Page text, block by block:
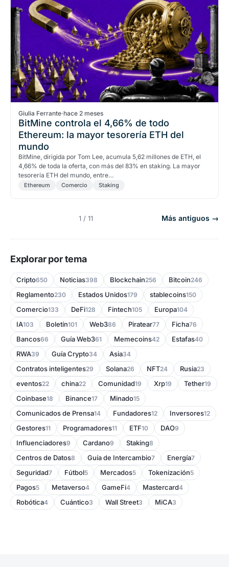
Giulia Ferrante·hace 2 meses
BitMine controla el 4,66% de todo
Ethereum: la mayor tesorería ETH del
mundo
BitMine, dirigida por Tom Lee, acumula 5,62 millones de ETH, el
4,66% de toda la oferta, con más del 83% en staking. La mayor
tesorería ETH del mundo, entre…
Ethereum Comercio Staking
1 / 11 Más antiguos →
Explorar por tema
Cripto650 Noticias398 Blockchain256 Bitcoin246
Reglamento230 Estados Unidos179 stablecoins150
Comercio133 DeFi128 Fintech105 Europa104
IA103 Boletín101 Web386 Piratear77 Ficha76
Bancos66 Guía Web361 Memecoins42 Estafas40
RWA39 Guía Crypto34 Asia34
Contratos inteligentes29 Solana26 NFT24 Rusia23
eventos22 china22 Comunidad19 Xrp19 Tether19
Coinbase18 Binance17 Minado15
Comunicados de Prensa14 Fundadores12 Inversores12
Gestores11 Programadores11 ETF10 DAO9
Influenciadores9 Cardano9 Staking8
Centros de Datos8 Guía de Intercambio7 Energía7
Seguridad7 Fútbol5 Mercados5 Tokenización5
Pagos5 Metaverso4 GameFi4 Mastercard4
Robótica4 Cuántico3 Wall Street3 MiCA3